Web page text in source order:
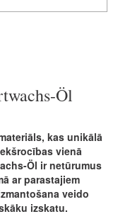
Öl
kas unikālā
vienā
Öl ir netūrumus
ar parastajiem
veido
izskatu.